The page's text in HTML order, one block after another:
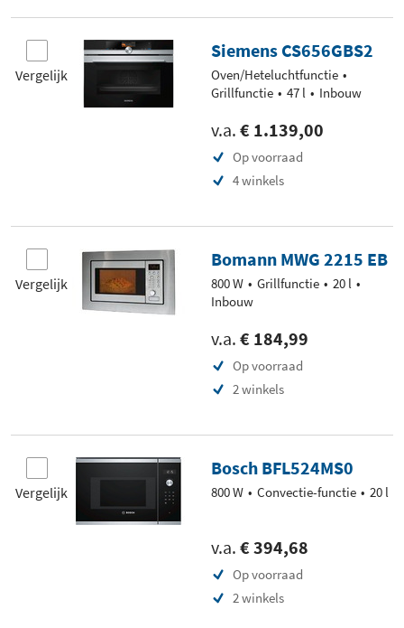
Vergelijk
Siemens CS656GBS2
Oven/Heteluchtfunctie
Grillfunctie
47 l Inbouw
v.a. € 1.139,00
Op voorraad
4 winkels
Vergelijk
Bomann MWG 2215 EB
800 W Grillfunctie
20 l
Inbouw
v.a. € 184,99
Op voorraad
2 winkels
Vergelijk
Bosch BFL524MS0
800 W Convectie-functie 20 l
v.a. € 394,68
Op voorraad
2 winkels